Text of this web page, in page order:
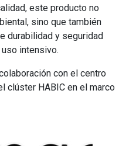
este producto no
sino que también
durabilidad y seguridad
intensivo.
con el centro
clúster HABIC en el marco